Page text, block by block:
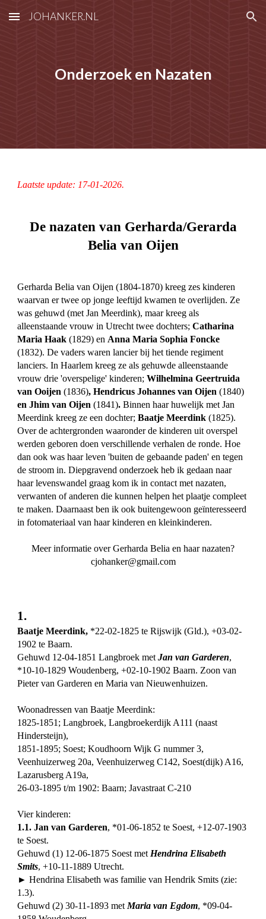
Skip to main content Skip to navigation
JOHANKER.NL
Onderzoek en Nazaten
Laatste update: 17-01-2026.
De nazaten van Gerharda/Gerarda
Belia van Oijen
Gerharda Belia van Oijen (1804-1870) kreeg zes kinderen
waarvan er twee op jonge leeftijd kwamen te overlijden. Ze
was gehuwd (met Jan Meerdink), maar kreeg als
alleenstaande vrouw in Utrecht twee dochters;Catharina
Maria Haak (1829) en Anna Maria Sophia Foncke
(1832). De vaders waren lancier bij het tiende regiment
lanciers. In Haarlem kreeg ze als gehuwde alleenstaande
vrouw drie 'overspelige' kinderen;Wilhelmina Geertruida
van Ooijen (1836), Hendricus Johannes van Oijen (1840)
en Jhim van Oijen(1841).Binnen haar huwelijk met Jan
Meerdink kreeg ze een dochter;Baatje Meerdink(1825).
Over de achtergronden waaronder de kinderen uit overspel
werden geboren doen verschillende verhalen de ronde. Hoe
dan ook was haar leven 'buiten de gebaande paden' en tegen
de stroom in. Diepgravend onderzoek heb ik gedaan naar
haar levenswandel graag kom ik in contact met nazaten,
verwanten of anderen die kunnen helpen het plaatje compleet
te maken. Daarnaast ben ik ook buitengewoon geïnteresseerd
in fotomateriaal van haar kinderen en kleinkinderen.
Meer informatie over Gerharda Belia en haar nazaten?
cjohanker@gmail.com
1.
Baatje Meerdink, *22-02-1825 te Rijswijk (Gld.), +03-02-
1902 te Baarn.
Gehuwd 12-04-1851 Langbroek metJan van Garderen,
*10-10-1829 Woudenberg, +02-10-1902 Baarn. Zoon van
Pieter van Garderen en Maria van Nieuwenhuizen.
Woonadressen van Baatje Meerdink:
1825-1851; Langbroek, Langbroekerdijk A111 (naast
Hindersteijn),
1851-1895; Soest; Koudhoorn Wijk G nummer 3,
Veenhuizerweg 20a, Veenhuizerweg C142, Soest(dijk) A16,
Lazarusberg A19a,
26-03-1895 t/m 1902: Baarn; Javastraat C-210
Vier kinderen:
1.1. Jan van Garderen, *01-06-1852 te Soest, +12-07-1903
te Soest.
Gehuwd (1) 12-06-1875 Soest met Hendrina Elisabeth
Smits, +10-11-1889 Utrecht.
► Hendrina Elisabeth was familie van Hendrik Smits (zie:
1.3).
Gehuwd (2) 30-11-1893 met Maria van Egdom, *09-04-